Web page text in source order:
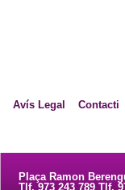
Avís Legal Contacti
Plaça Ramon
Tlf. 973 243 789 Tlf.